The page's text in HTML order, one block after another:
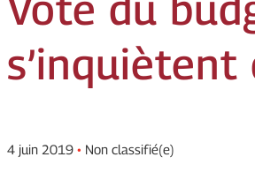
4 juin 2019 • Non classifié(e)